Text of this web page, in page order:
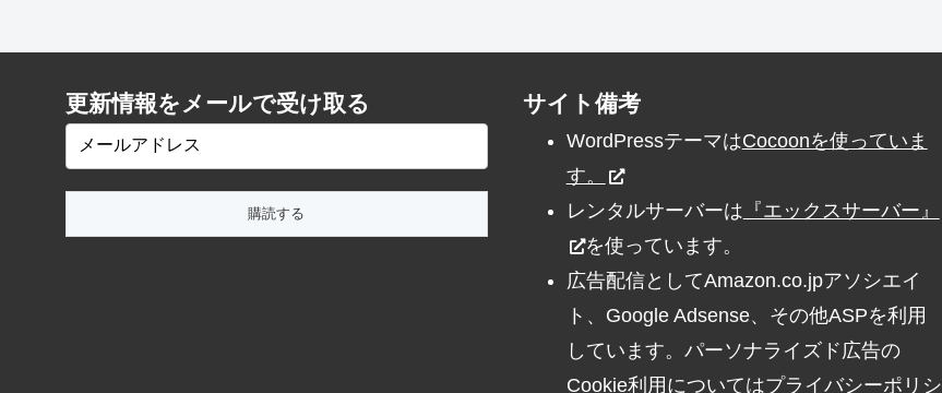
更新情報をメールで受け取る サイト備考
WordPressテーマはCocoonを使っていま
す。
レンタルサーバーは 『エックスサーバー』
を使っています。
広告配信としてAmazon.co.jpアソシエイ
ト、Google Adsense、その他ASPを利用
しています。パーソナライズド広告の
Cookie利用についてはプライバシーポリシ